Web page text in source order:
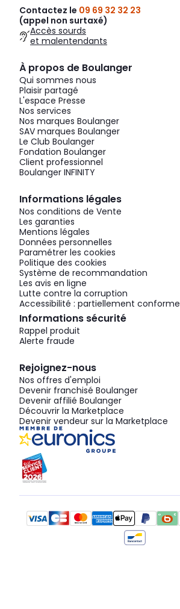
Contactez le 09 69 32 32 23
(appel non surtaxé)
Accès sourds
et malentendants
À propos de Boulanger
Qui sommes nous
Plaisir partagé
L'espace Presse
Nos services
Nos marques Boulanger
SAV marques Boulanger
Le Club Boulanger
Fondation Boulanger
Client professionnel
Boulanger INFINITY
Informations légales
Nos conditions de Vente
Les garanties
Mentions légales
Données personnelles
Paramétrer les cookies
Politique des cookies
Système de recommandation
Les avis en ligne
Lutte contre la corruption
Accessibilité : partiellement conforme
Informations sécurité
Rappel produit
Alerte fraude
Rejoignez-nous
Nos offres d'emploi
Devenir franchisé Boulanger
Devenir affilié Boulanger
Découvrir la Marketplace
Devenir vendeur sur la Marketplace